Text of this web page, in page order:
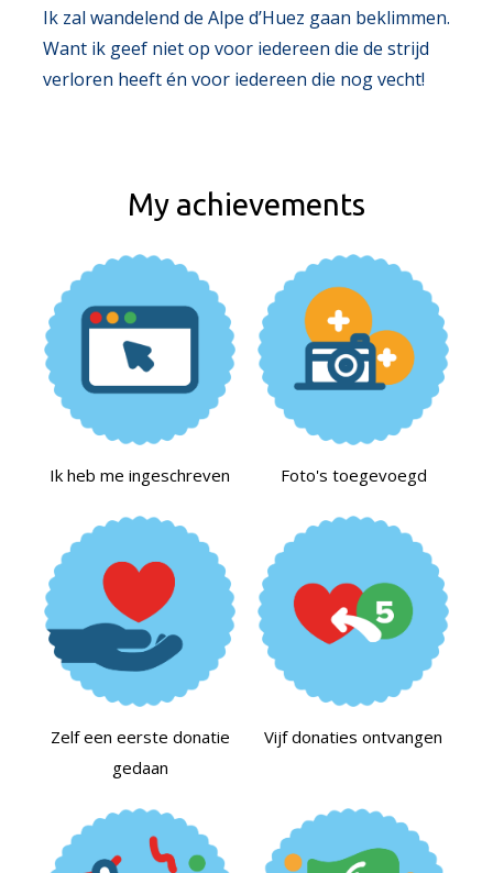
Ik zal wandelend de Alpe d’Huez gaan beklimmen.
Want ik geef niet op voor iedereen die de strijd
verloren heeft én voor iedereen die nog vecht!
My achievements
Ik heb me ingeschreven Foto's toegevoegd
Zelf een eerste donatie
gedaan
Vijf donaties ontvangen